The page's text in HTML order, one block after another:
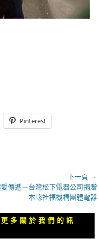
Pinterest
下一頁 →
傳遞－台灣松下電器公司捐贈
本縣社福機構團體電器
多關於我們的訊